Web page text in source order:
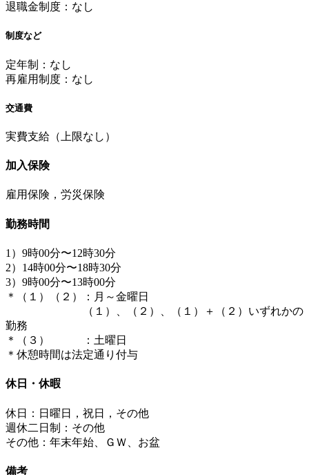
退職金制度：なし
制度など
定年制：なし
再雇用制度：なし
交通費
実費支給（上限なし）
加入保険
雇用保険，労災保険
勤務時間
1）9時00分〜12時30分
2）14時00分〜18時30分
3）9時00分〜13時00分
＊（１）（２）：月～金曜日
（１）、（２）、（１）＋（２）いずれかの
勤務
＊（３） ：土曜日
＊休憩時間は法定通り付与
休日・休暇
休日：日曜日，祝日，その他
週休二日制：その他
その他：年末年始、ＧＷ、お盆
備考